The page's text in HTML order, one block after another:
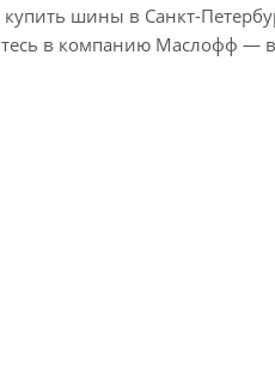
шины в Санкт-
в компанию Маслофф —